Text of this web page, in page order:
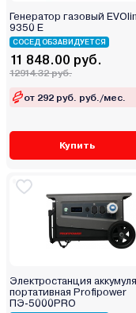
Генератор газовый
9350 E
СОСЕД ОБЗАВИДУЕТСЯ
11 848.00 руб.
12914.32 руб.
от 292 руб. руб./мес.
Купить
Электростанция
портативная Profipower
ПЭ-5000PRO